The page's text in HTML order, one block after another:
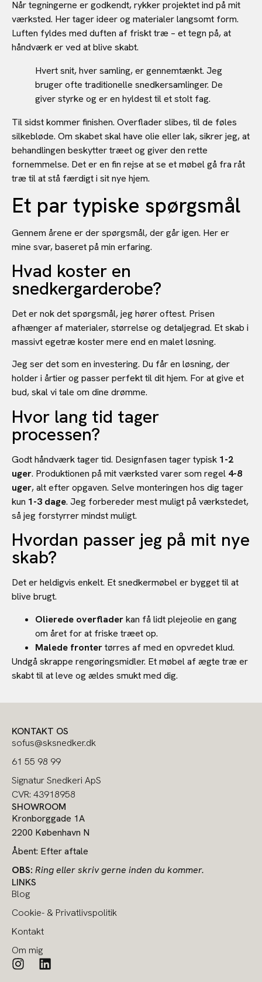
Når tegningerne er godkendt, rykker projektet ind på mit
værksted. Her tager ideer og materialer langsomt form.
Luften fyldes med duften af friskt træ – et tegn på, at
håndværk er ved at blive skabt.
Hvert snit, hver samling, er gennemtænkt. Jeg
bruger ofte traditionelle snedkersamlinger. De
giver styrke og er en hyldest til et stolt fag.
Til sidst kommer finishen. Overflader slibes, til de føles
silkebløde. Om skabet skal have olie eller lak, sikrer jeg, at
behandlingen beskytter træet og giver den rette
fornemmelse. Det er en fin rejse at se et møbel gå fra råt
træ til at stå færdigt i sit nye hjem.
Et par typiske spørgsmål
Gennem årene er der spørgsmål, der går igen. Her er
mine svar, baseret på min erfaring.
Hvad koster en
snedkergarderobe?
Det er nok det spørgsmål, jeg hører oftest. Prisen
afhænger af materialer, størrelse og detaljegrad. Et skab i
massivt egetræ koster mere end en malet løsning.
Jeg ser det som en investering. Du får en løsning, der
holder i årtier og passer perfekt til dit hjem. For at give et
bud, skal vi tale om dine drømme.
Hvor lang tid tager
processen?
Godt håndværk tager tid. Designfasen tager typisk 1-2
uger. Produktionen på mit værksted varer som regel 4-8
uger, alt efter opgaven. Selve monteringen hos dig tager
kun 1-3 dage. Jeg forbereder mest muligt på værkstedet,
så jeg forstyrrer mindst muligt.
Hvordan passer jeg på mit nye
skab?
Det er heldigvis enkelt. Et snedkermøbel er bygget til at
blive brugt.
Olierede overfladerkan få lidt plejeolie en gang
om året for at friske træet op.
Malede frontertørres af med en opvredet klud.
Undgå skrappe rengøringsmidler. Et møbel af ægte træ er
skabt til at leve og ældes smukt med dig.
KONTAKT OS
sofus@sksnedker.dk
61 55 98 99
Signatur Snedkeri ApS
CVR: 43918958
SHOWROOM
Kronborggade 1A
2200 København N
Åbent: Efter aftale
OBS: Ring eller skriv gerne inden du kommer.
LINKS
Blog
Cookie- & Privatlivspolitik
Kontakt
Om mig